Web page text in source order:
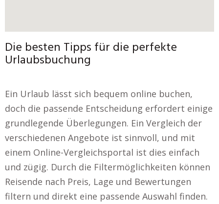
Die besten Tipps für die perfekte
Urlaubsbuchung
Ein Urlaub lässt sich bequem online buchen,
doch die passende Entscheidung erfordert einige
grundlegende Überlegungen. Ein Vergleich der
verschiedenen Angebote ist sinnvoll, und mit
einem Online-Vergleichsportal ist dies einfach
und zügig. Durch die Filtermöglichkeiten können
Reisende nach Preis, Lage und Bewertungen
filtern und direkt eine passende Auswahl finden.